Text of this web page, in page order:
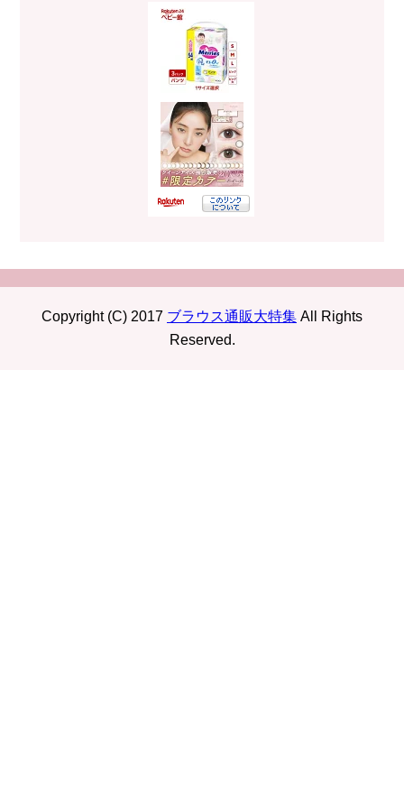
Copyright (C) 2017 ブラウス通販大特集 All Rights
Reserved.